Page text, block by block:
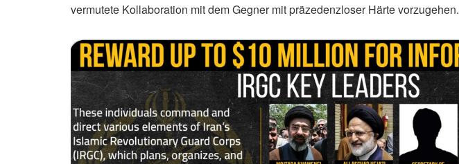
vermutete Kollaboration mit dem Gegner mit präzedenzloser Härte vorzugehen.